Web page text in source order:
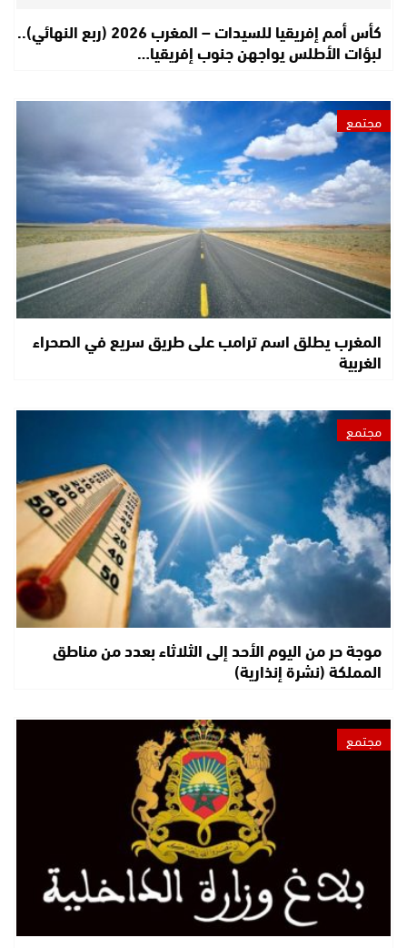
كأس أمم إفريقيا للسيدات – المغرب 2026 (ربع النهائي)..
لبؤات الأطلس يواجهن جنوب إفريقيا…
مجتمع
المغرب يطلق اسم ترامب على طريق سريع في الصحراء
الغربية
مجتمع
موجة حر من اليوم الأحد إلى الثلاثاء بعدد من مناطق
المملكة (نشرة إنذارية)
مجتمع